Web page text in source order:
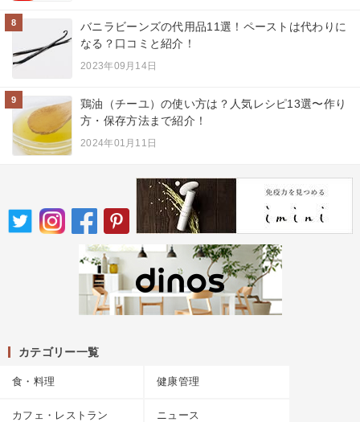
8
バニラビーンズの代用品11選！ペーストは代わりに
なる？口コミと紹介！
2023年09月14日
9
鶏油（チーユ）の使い方は？人気レシピ13選〜作り
方・保存方法まで紹介！
2024年01月11日
カテゴリー一覧
食・料理 健康管理
カフェ・レストラン ニュース